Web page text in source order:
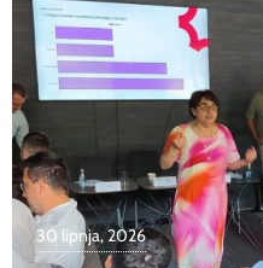
30 lipnja, 2026